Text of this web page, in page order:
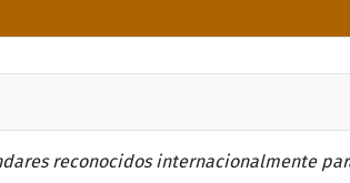
reconocidos internacionalmente